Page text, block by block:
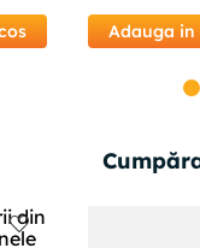
Adauga in